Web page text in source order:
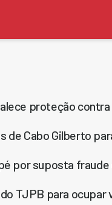
proteção
de Cabo Gilberto
por suposta
TJPB para ocupar